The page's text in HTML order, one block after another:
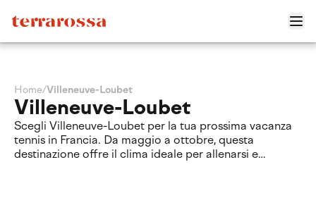
Home/Villeneuve-Loubet
Villeneuve-Loubet
Scegli Villeneuve-Loubet per la tua prossima vacanza
tennis in Francia. Da maggio a ottobre, questa
destinazione offre il clima ideale per allenarsi e